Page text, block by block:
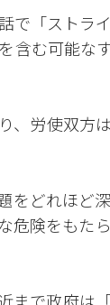
で「ストラ
含む可能な
、労使双方
をどれほど
危険をもた